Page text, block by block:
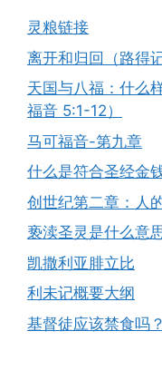
灵粮链接
离开和归回（路得
天国与八福：什么
福音 5:1-12）
马可福音-第九章
什么是符合圣经金
创世纪第二章：人
亵渎圣灵是什么意
凯撒利亚腓立比
利未记概要大纲
基督徒应该禁食吗？